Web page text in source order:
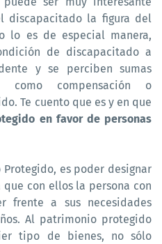
discapacitado la figura del
lo es de especial manera,
de discapacitado a
y se perciben sumas
como compensación o
Te cuento que es y en que
en favor de personas
es poder designar
con ellos la persona con
frente a sus necesidades
Al patrimonio protegido
tipo de bienes, no sólo